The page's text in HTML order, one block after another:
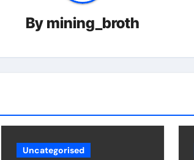
By mining_broth
Uncategorised